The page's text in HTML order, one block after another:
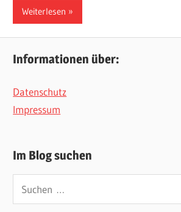
Weiterlesen
Informationen über:
Datenschutz
Impressum
Im Blog suchen
Suchen
nach: